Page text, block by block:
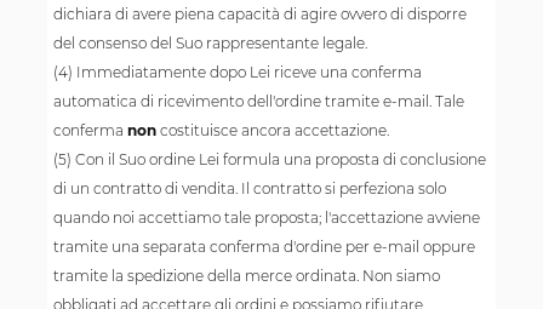
dichiara di avere piena capacità di agire ovvero di disporre
del consenso del Suo rappresentante legale.
(4) Immediatamente dopo Lei riceve una conferma
automatica di ricevimento dell'ordine tramite e-mail. Tale
conferma non costituisce ancora accettazione.
(5) Con il Suo ordine Lei formula una proposta di conclusione
di un contratto di vendita. Il contratto si perfeziona solo
quando noi accettiamo tale proposta; l'accettazione avviene
tramite una separata conferma d'ordine per e-mail oppure
tramite la spedizione della merce ordinata. Non siamo
obbligati ad accettare gli ordini e possiamo rifiutare